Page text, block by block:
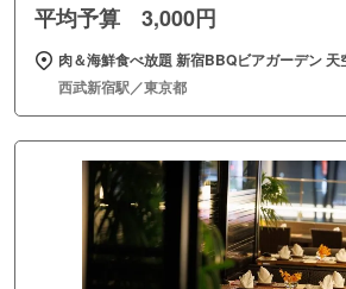
平均予算 3,000円
肉＆海鮮食べ放題 新宿BBQビアガーデン 天
西武新宿駅／東京都